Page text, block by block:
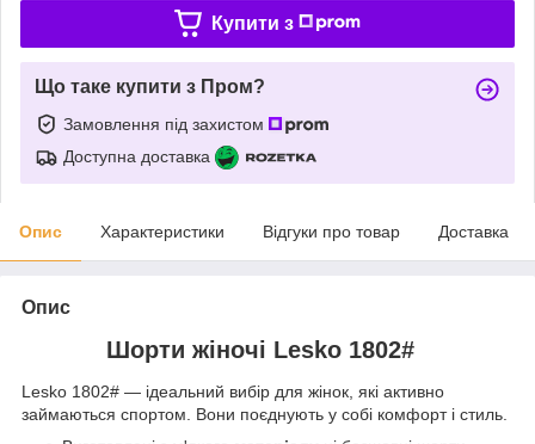
Купити з
Що таке купити з Пром?
Замовлення під захистом
Доступна доставка
Опис Характеристики Відгуки про товар Доставка
Опис
Шорти жіночі Lesko 1802#
Lesko 1802# — ідеальний вибір для жінок, які активно
займаються спортом. Вони поєднують у собі комфорт і стиль.